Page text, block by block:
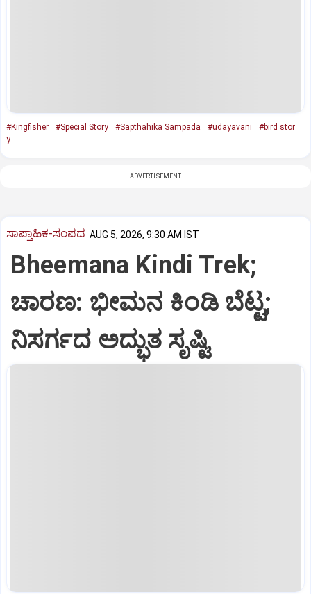
#Kingfisher #Special Story #Sapthahika Sampada #udayavani
#bird stor
y
ADVERTISEMENT
ಸಾಪ್ತಾಹಿಕ-ಸಂಪದ AUG 5, 2026, 9:30 AM IST
Bheemana Kindi Trek;
ಚಾರಣ: ಭೀಮನ ಕಿಂಡಿ ಬೆಟ್ಟ;
ನಿಸರ್ಗದ ಅದ್ಭುತ ಸೃಷ್ಟಿ